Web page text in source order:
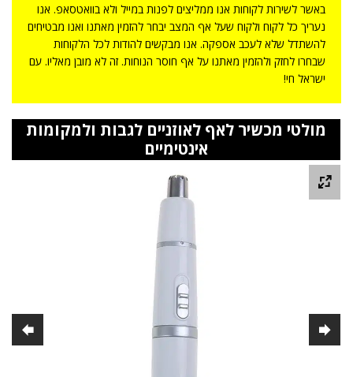
באשר לשירות לקוחות אנו ממליצים לפנות במייל ולא בוואטסאפ. אנו
נעריך כל לקוח ולקוח שעל אף המצב יבחר להזמין מאתנו ואנו מבטיחים
להשתדל שלא לעכב אספקה. אנו מבקשים להודות לכל הלקוחות
שבחרו לחזק ולהזמין מאתנו על אף חוסר הנוחות. זה לא מובן מאליו. עם
ישראל חי!
מולטי מכשיר לאף לאוזניים לגבות ולמקומות
אינטימיים